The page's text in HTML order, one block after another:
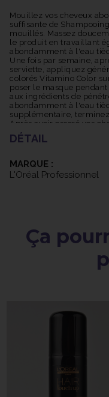
fourchues. Anti-frisottis
leur apparition pendant
Vitamino Color, vous
préserve la couleur,
colorés.
Mouillez vos cheveux
suffisante de
mouillés. Massez
le produit en travaillant
abondamment à l'eau
Une fois par semaine,
serviette, appliquez
colorés Vitamino Color
poser le masque
aux ingrédients de
abondamment à l'eau
supplémentaire,
Après avoir essoré vos
rinçage Vitamino Color
Assurez-vous de bien
thermique et une
colorés. Procédez au
DÉTAIL
MARQUE :
L'Oréal Professionnel
Ça